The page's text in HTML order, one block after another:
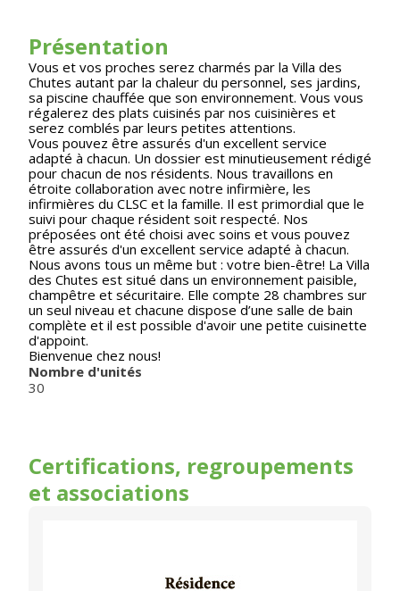
Présentation
Vous et vos proches serez charmés par la Villa des
Chutes autant par la chaleur du personnel, ses jardins,
sa piscine chauffée que son environnement. Vous vous
régalerez des plats cuisinés par nos cuisinières et
serez comblés par leurs petites attentions.
Vous pouvez être assurés d'un excellent service
adapté à chacun. Un dossier est minutieusement rédigé
pour chacun de nos résidents. Nous travaillons en
étroite collaboration avec notre infirmière, les
infirmières du CLSC et la famille. Il est primordial que le
suivi pour chaque résident soit respecté. Nos
préposées ont été choisi avec soins et vous pouvez
être assurés d'un excellent service adapté à chacun.
Nous avons tous un même but : votre bien-être! La Villa
des Chutes est situé dans un environnement paisible,
champêtre et sécuritaire. Elle compte 28 chambres sur
un seul niveau et chacune dispose d’une salle de bain
complète et il est possible d'avoir une petite cuisinette
d'appoint.
Bienvenue chez nous!
Nombre d'unités
30
Certifications, regroupements
et associations